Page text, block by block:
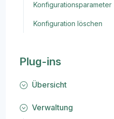
Konfigurationsparameter
Konfiguration löschen
Plug-ins
Übersicht
Verwaltung